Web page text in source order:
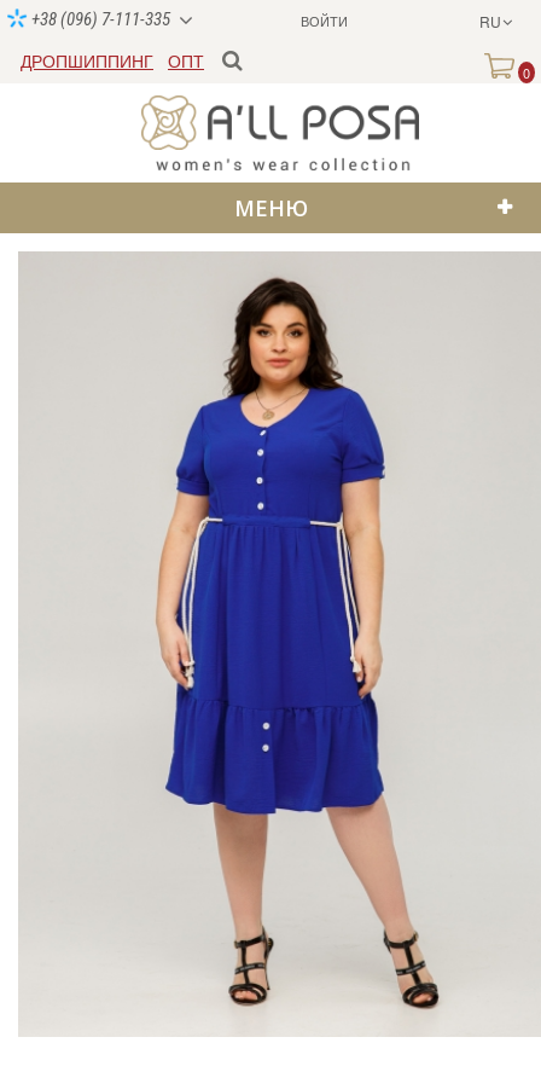
ВОЙТИ RU
+38 (096) 7-111-335
ДРОПШИППИНГ ОПТ
0
МЕНЮ